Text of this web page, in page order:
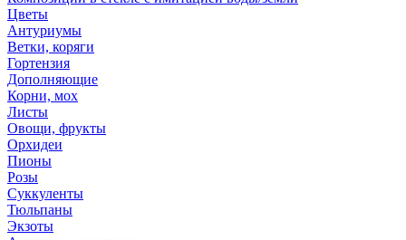
Цветы
Антуриумы
Ветки, коряги
Гортензия
Дополняющие
Корни, мох
Листы
Овощи, фрукты
Орхидеи
Пионы
Розы
Суккуленты
Тюльпаны
Экзоты